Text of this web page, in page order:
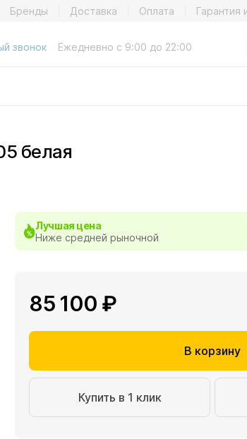
Бренды Доставка Оплата Гарантия
звонок Ежедневно с 9:00 до 22:00
белая
Лучшая цена
Ниже средней рыночной
85 100 ₽
В корзину
Купить в 1 клик